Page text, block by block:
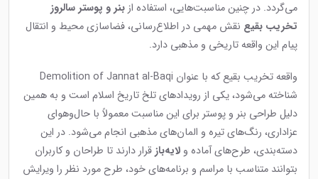
می‌گردد. در چنین مناسبت‌هایی، استفاده ازبنر و پوستر سالروز
تخریب بقیع نقش مهمی در اطلاع‌رسانی، فضاسازی محیط و انتقال
پیام این واقعه تاریخی و مذهبی دارد.
واقعه تخریب بقیع که با عنوان Demolition of Jannat al-Baqi
شناخته می‌شود، یکی از رویدادهای تلخ تاریخ اسلام است و به همین
دلیل طراحی بنر و پوستر برای این مناسبت معمولاً با حال‌وهوای
عزاداری، رنگ‌های تیره و المان‌های مذهبی انجام می‌شود. در این
دسته‌بندی، طرح‌های آماده و لایه‌بازقرار دارند تا طراحان و کاربران
بتوانند متناسب با مراسم و برنامه‌های خود، طرح مورد نظر را ویرایش